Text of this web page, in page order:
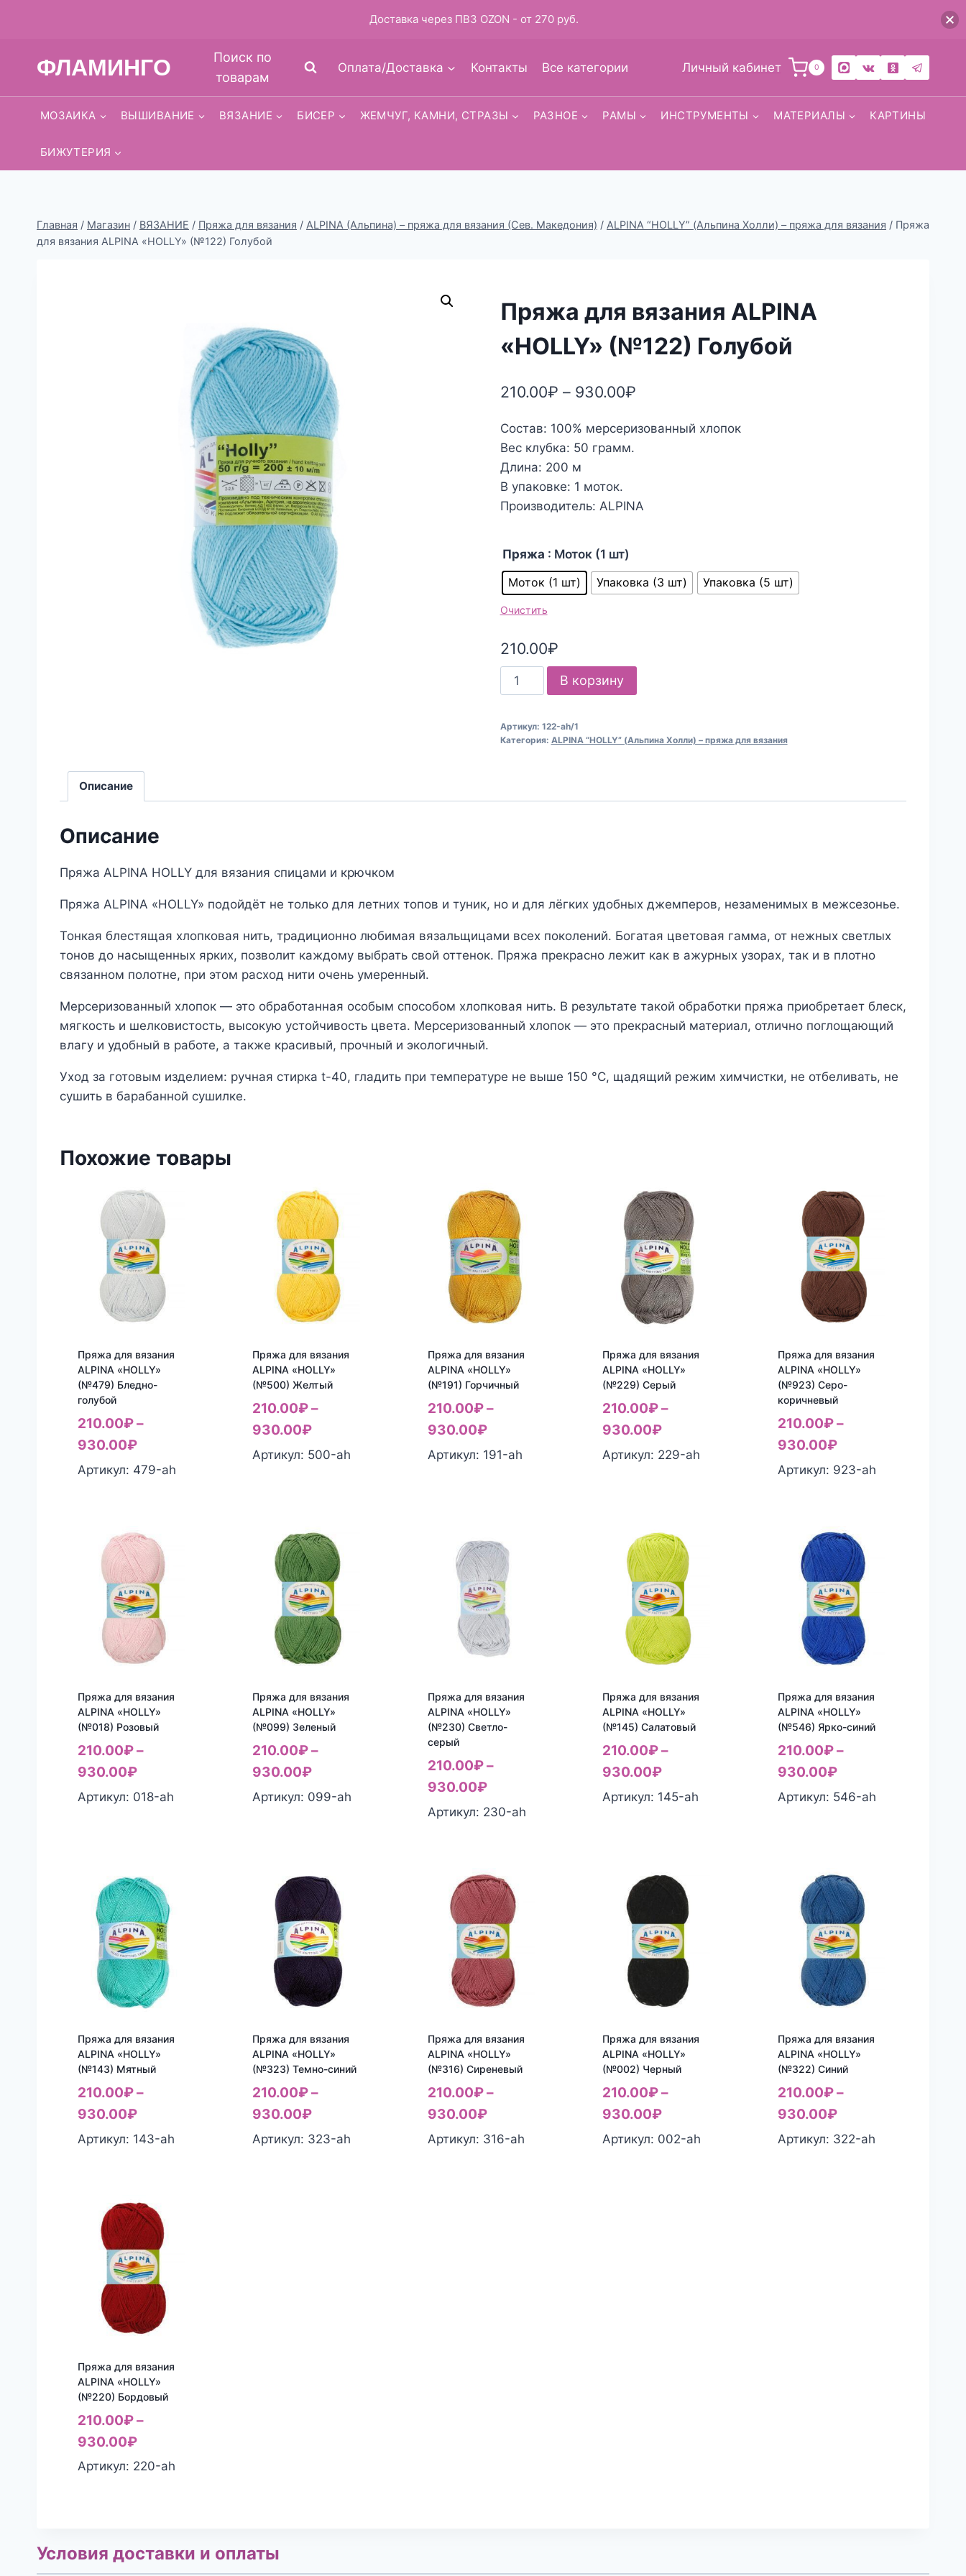
ФЛАМИНГО
Поиск по
товарам
Оплата/Доставка Контакты Все категории Личный кабинет 0
МОЗАИКА ВЫШИВАНИЕ ВЯЗАНИЕ БИСЕР ЖЕМЧУГ, КАМНИ, СТРАЗЫ РАЗНОЕ РАМЫ ИНСТРУМЕНТЫ МАТЕРИАЛЫ КАРТИНЫ
БИЖУТЕРИЯ
Главная / Магазин / ВЯЗАНИЕ / Пряжа для вязания / ALPINA (Альпина) – пряжа для вязания (Сев. Македония) / ALPINA “HOLLY” (Альпина Холли) – пряжа для вязания / Пряжа
для вязания ALPINA «HOLLY» (№122) Голубой
Пряжа для вязания ALPINA
«HOLLY» (№122) Голубой
210.00₽ – 930.00₽
Состав: 100% мерсеризованный хлопок
Вес клубка: 50 грамм.
Длина: 200 м
В упаковке: 1 моток.
Производитель: ALPINA
Пряжа : Моток (1 шт)
Моток (1 шт)
Упаковка (3 шт) Упаковка (5 шт)
Очистить
210.00₽
Количество
товара
для
В корзину
Артикул: 122-ah/1
Категория: ALPINA “HOLLY” (Альпина Холли) – пряжа для вязания
Описание
Описание
Пряжа ALPINA HOLLY для вязания спицами и крючком
Пряжа ALPINA «HOLLY» подойдёт не только для летних топов и туник, но и для лёгких удобных джемперов, незаменимых в межсезонье.
Тонкая блестящая хлопковая нить, традиционно любимая вязальщицами всех поколений. Богатая цветовая гамма, от нежных светлых
тонов до насыщенных ярких, позволит каждому выбрать свой оттенок. Пряжа прекрасно лежит как в ажурных узорах, так и в плотно
связанном полотне, при этом расход нити очень умеренный.
Мерсеризованный хлопок — это обработанная особым способом хлопковая нить. В результате такой обработки пряжа приобретает блеск,
мягкость и шелковистость, высокую устойчивость цвета. Мерсеризованный хлопок — это прекрасный материал, отлично поглощающий
влагу и удобный в работе, а также красивый, прочный и экологичный.
Уход за готовым изделием: ручная стирка t-40, гладить при температуре не выше 150 °С, щадящий режим химчистки, не отбеливать, не
сушить в барабанной сушилке.
Похожие товары
Пряжа для вязания
ALPINA «HOLLY»
(№479) Бледно-
голубой
210.00₽–
930.00₽
Артикул: 479-ah
Пряжа для вязания
ALPINA «HOLLY»
(№500) Желтый
210.00₽–
930.00₽
Артикул: 500-ah
Пряжа для вязания
ALPINA «HOLLY»
(№191) Горчичный
210.00₽–
930.00₽
Артикул: 191-ah
Пряжа для вязания
ALPINA «HOLLY»
(№229) Серый
210.00₽–
930.00₽
Артикул: 229-ah
Пряжа для вязания
ALPINA «HOLLY»
(№923) Серо-
коричневый
210.00₽–
930.00₽
Артикул: 923-ah
Пряжа для вязания
ALPINA «HOLLY»
(№018) Розовый
210.00₽–
930.00₽
Артикул: 018-ah
Пряжа для вязания
ALPINA «HOLLY»
(№099) Зеленый
210.00₽–
930.00₽
Артикул: 099-ah
Пряжа для вязания
ALPINA «HOLLY»
(№230) Светло-
серый
210.00₽–
930.00₽
Артикул: 230-ah
Пряжа для вязания
ALPINA «HOLLY»
(№145) Салатовый
210.00₽–
930.00₽
Артикул: 145-ah
Пряжа для вязания
ALPINA «HOLLY»
(№546) Ярко-синий
210.00₽–
930.00₽
Артикул: 546-ah
Пряжа для вязания
ALPINA «HOLLY»
(№143) Мятный
210.00₽–
930.00₽
Артикул: 143-ah
Пряжа для вязания
ALPINA «HOLLY»
(№323) Темно-синий
210.00₽–
930.00₽
Артикул: 323-ah
Пряжа для вязания
ALPINA «HOLLY»
(№316) Сиреневый
210.00₽–
930.00₽
Артикул: 316-ah
Пряжа для вязания
ALPINA «HOLLY»
(№002) Черный
210.00₽–
930.00₽
Артикул: 002-ah
Пряжа для вязания
ALPINA «HOLLY»
(№322) Синий
210.00₽–
930.00₽
Артикул: 322-ah
Пряжа для вязания
ALPINA «HOLLY»
(№220) Бордовый
210.00₽–
930.00₽
Артикул: 220-ah
Условия доставки и оплаты
Доставка через ПВЗ OZON - от 270 руб.